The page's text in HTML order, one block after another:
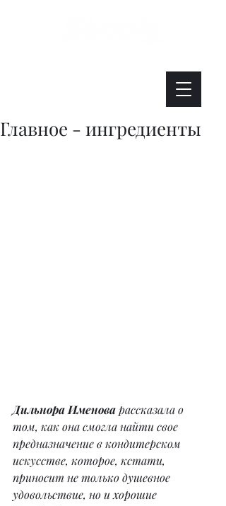
Главное - ингредиенты
Дильнора Именова рассказала о
том, как она смогла найти свое
предназначение в кондитерском
искусстве, которое, кстати,
приносит не только душевное
удовольствие, но и хорошие